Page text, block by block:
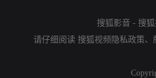
搜狐影音 - 搜
请仔细阅读 搜狐视频隐私政策、